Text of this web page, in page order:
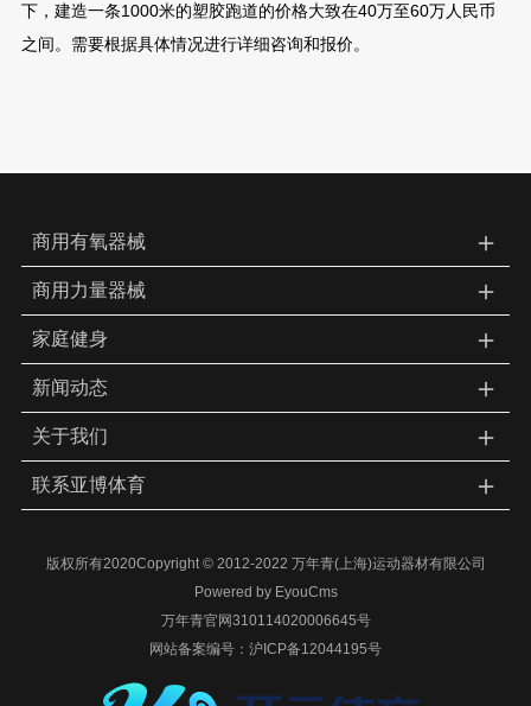
下，建造一条1000米的塑胶跑道的价格大致在40万至60万人民币
之间。需要根据具体情况进行详细咨询和报价。
商用有氧器械 ＋
商用力量器械 ＋
家庭健身 ＋
新闻动态 ＋
关于我们 ＋
联系亚博体育 ＋
版权所有2020Copyright © 2012-2022 万年青(上海)运动器材有限公司
Powered by EyouCms
万年青官网310114020006645号
网站备案编号： 沪ICP备12044195号